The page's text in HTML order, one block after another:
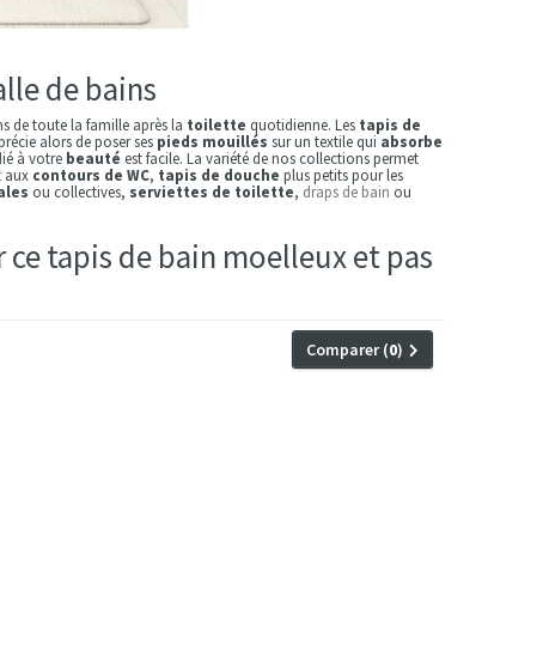
de bains
de toute la famille après la toilette quotidienne. Les tapis de
alors de poser ses pieds mouillés sur un textile qui absorbe
à votre beauté est facile. La variété de nos collections permet
aux contours de WC, tapis de douche plus petits pour les
ou collectives, serviettes de toilette, draps de bain ou
tapis de bain moelleux et pas
Comparer (0)